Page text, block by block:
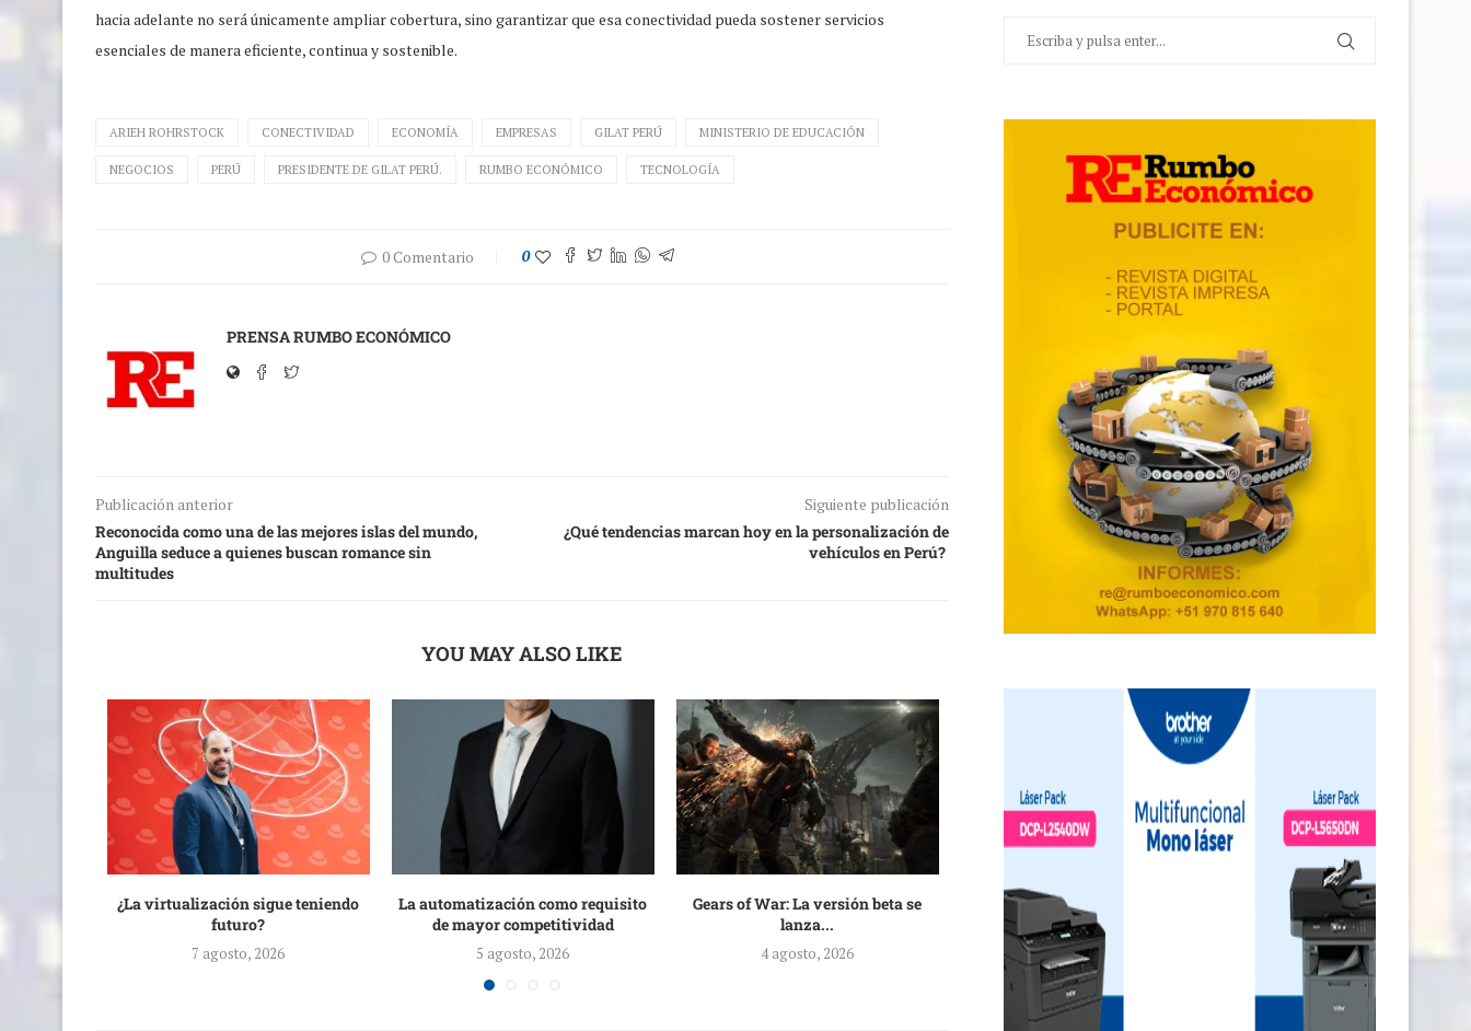
hacia adelante no será únicamente ampliar cobertura, sino garantizar que esa conectividad pueda sostener servicios
esenciales de manera eficiente, continua y sostenible.
ARIEH ROHRSTOCK CONECTIVIDAD ECONOMÍA EMPRESAS GILAT PERÚ MINISTERIO DE EDUCACIÓN
NEGOCIOS PERÚ PRESIDENTE DE GILAT PERÚ. RUMBO ECONÓMICO TECNOLOGÍA
0 Comentario 0
PRENSA RUMBO ECONÓMICO
Publicación anterior
Reconocida como una de las mejores islas del mundo,
Anguilla seduce a quienes buscan romance sin
multitudes
Siguiente publicación
¿Qué tendencias marcan hoy en la personalización de
vehículos en Perú?
YOU MAY ALSO LIKE
¿La virtualización sigue teniendo
futuro?
7 agosto, 2026
La automatización como requisito
de mayor competitividad
5 agosto, 2026
Gears of War: La versión beta se
lanza...
4 agosto, 2026
El fin de la “disrupción”: las Fintech
en...
1 agosto, 2026
GeForce NOW zarpa con
Exile: Curse...
25 julio, 2026